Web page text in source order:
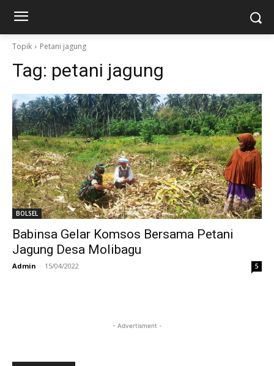
Topik Petani jagung
Tag: petani jagung
BOLSEL
Babinsa Gelar Komsos Bersama Petani
Jagung Desa Molibagu
Admin - 15/04/2022 5
- Advertisment -